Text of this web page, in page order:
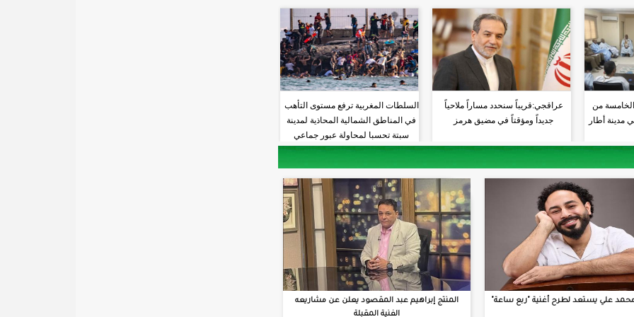
من
مدينة أطار
عراقجي:قريباً سنحدد مساراً ملاحياً
جديداً ومؤقتاً في مضيق هرمز
السلطات المغربية ترفع مستوى التأهب
في المناطق الشمالية المحاذية لمدينة
سبتة تحسبا لمحاولة عبور جماعي
جديدة
علي يستعد لطرح أغنية "ربع ساعة"
المنتج إبراهيم عبد المقصود يعلن عن مشاريعه
الفنية المقبلة